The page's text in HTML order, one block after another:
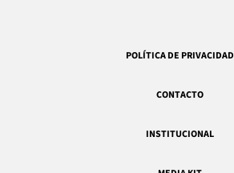
POLÍTICA DE PRIVACIDAD
CONTACTO
INSTITUCIONAL